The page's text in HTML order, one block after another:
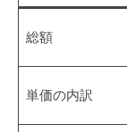
総額
単価の内訳